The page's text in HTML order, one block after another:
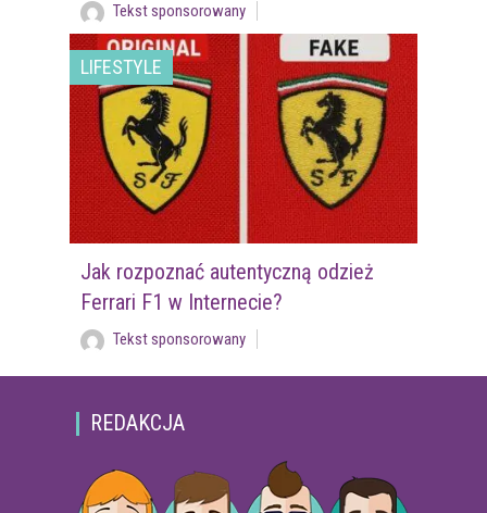
Tekst sponsorowany
LIFESTYLE
Jak rozpoznać autentyczną odzież
Ferrari F1 w Internecie?
Tekst sponsorowany
REDAKCJA